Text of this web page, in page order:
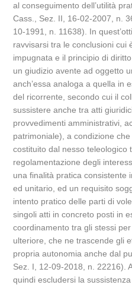
al conseguimento dell’utilità
Cass., Sez. II, 16-02-2007, n.
10-1991, n. 11638). In
ravvisarsi tra le conclusioni cui
impugnata e il principio di
un giudizio avente ad oggetto
anch’essa analoga a quella in
del ricorrente, secondo cui il
sussistere anche tra atti
provvedimenti amministrativi,
patrimoniale), a condizione
costituito dal nesso teleologico
regolamentazione degli
una finalità pratica consistente
ed unitario, ed un requisito
intento pratico delle parti di
singoli atti in concreto posti in
coordinamento tra gli stessi
ulteriore, che ne trascende gli
propria autonomia anche dal
Sez. I, 12-09-2018, n. 22216).
quindi escludersi la